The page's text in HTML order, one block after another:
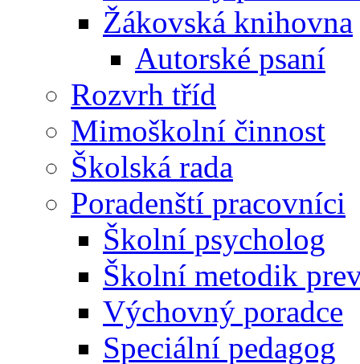
Žákovská knihovna
Autorské psaní
Rozvrh tříd
Mimoškolní činnost
Školská rada
Poradenští pracovníci
Školní psycholog
Školní metodik
Výchovný poradce
Speciální pedagog